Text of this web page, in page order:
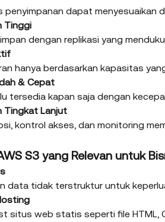
penyimpanan dapat menyesuaikan
Tinggi
dengan replikasi yang
hanya berdasarkan kapasitas
& Cepat
tersedia kapan saja dengan
Tingkat Lanjut
kontrol akses, dan monitoring
S3 yang Relevan untuk
data tidak terstruktur untuk
situs web statis seperti file HTML,